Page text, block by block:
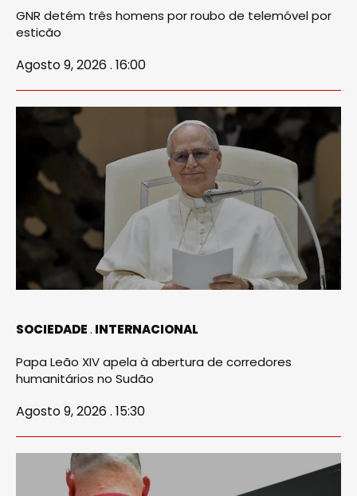
GNR detém três homens por roubo de telemóvel por
esticão
Agosto 9, 2026 . 16:00
SOCIEDADE INTERNACIONAL
Papa Leão XIV apela à abertura de corredores
humanitários no Sudão
Agosto 9, 2026 . 15:30